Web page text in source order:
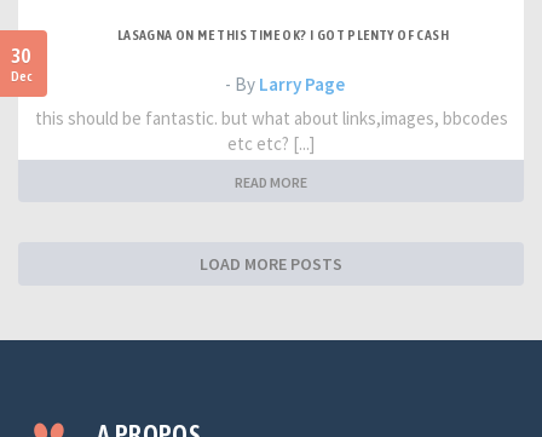
30
Dec
LASAGNA ON ME THIS TIME OK? I GOT PLENTY OF CASH
- By Larry Page
this should be fantastic. but what about links,images, bbcodes
etc etc? [...]
READ MORE
LOAD MORE POSTS